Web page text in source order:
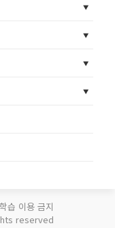
습 이용 금지
reserved